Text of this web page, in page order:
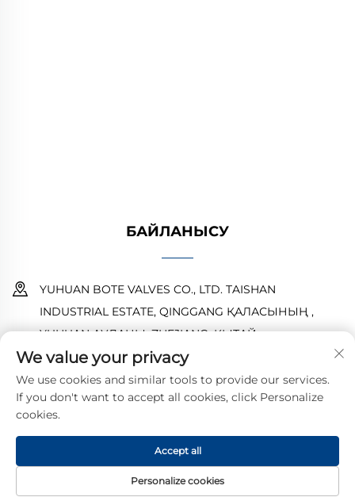
БАЙЛАНЫСУ
YUHUAN BOTE VALVES CO., LTD. TAISHAN
INDUSTRIAL ESTATE, QINGGANG ҚАЛАСЫНЫҢ ,
YUHUAN АУДАНЫ ,ZHEJIANG ,ҚЫТАЙ
18968473237
[email protected]
© 2025 YUHUAN BOTE VALVES CO., LTD. Барлық құқықтар
қорғалған. Жеке деректерді қорғау саясаты
We value your privacy
We use cookies and similar tools to provide our services.
If you don't want to accept all cookies, click Personalize
cookies.
Personalize cookies
Accept all